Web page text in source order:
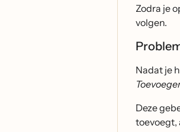
Zodra je
volgen.
Nadat je
Deze
toevoegt,